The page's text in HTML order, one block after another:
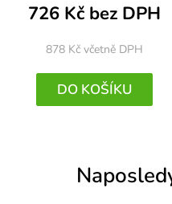
726 Kč bez DPH
878 Kč včetně DPH
DO KOŠÍKU